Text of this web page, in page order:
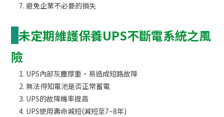
避免企業不必要的損失
未定期維護保養UPS不斷電系統之風
險
UPS內部灰塵厚重，易造成短路故障
無法得知電池是否正常蓄電
UPS的故障機率提高
UPS使用壽命減短(減短至7~8年)